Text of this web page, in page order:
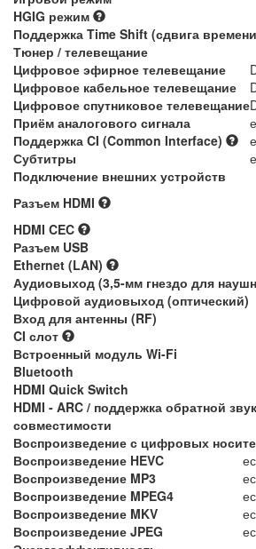
HGIG режим
Поддержка Time Shift (сдвига
Тюнер / телевещание
Цифровое эфирное телевещание
Цифровое кабельное телевещание
Цифровое спутниковое телевещание
Приём аналогового сигнала
Поддержка CI (Common Interface)
Субтитры
Подключение внешних устройств
Разъем HDMI
HDMI CEC
Разъем USB
Ethernet (LAN)
Аудиовыход (3,5-мм гнездо для
Цифровой аудиовыход (оптический)
Вход для антенны (RF)
CI слот
Встроенный модуль Wi-Fi
Bluetooth
HDMI Quick Switch
HDMI - ARC / поддержка обратной
совместимости
Воспроизведение с цифровых
Воспроизведение HEVC
Воспроизведение MP3
Воспроизведение MPEG4
Воспроизведение MKV
Воспроизведение JPEG